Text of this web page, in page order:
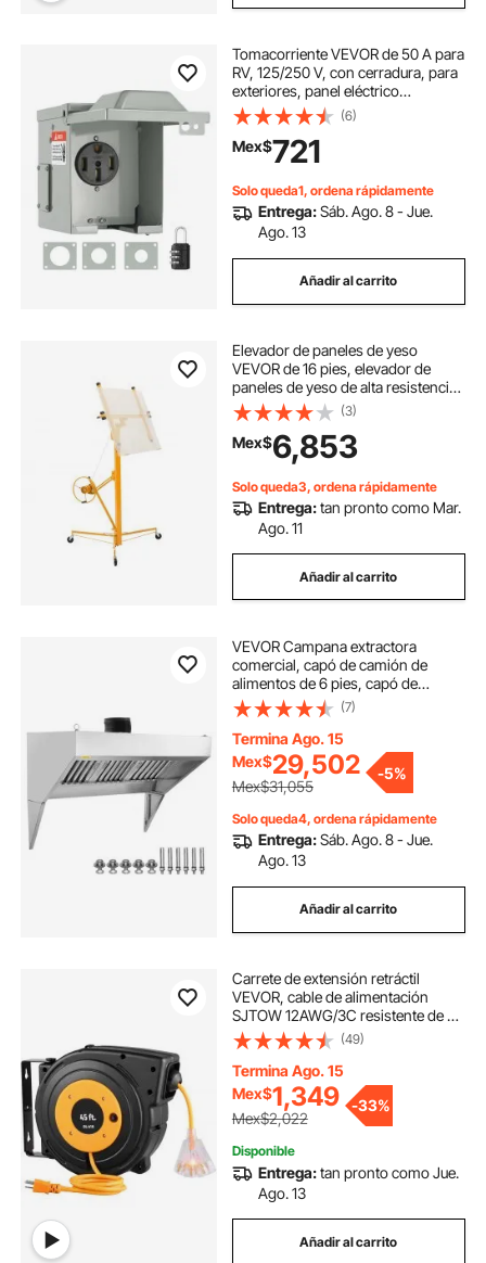
Tomacorriente VEVOR de 50 A para
RV, 125/250 V, con cerradura, para
exteriores, panel eléctrico
resistente a la intemperie NEMA 14-
50R, para caravana, remolque,
autocaravana
(6)
Mex$721
Solo queda1, ordena rápidamente
Entrega:Sáb. Ago. 8 - Jue.
Ago. 13
Añadir al carrito
Elevador de paneles de yeso
VEVOR de 16 pies, elevador de
paneles de yeso de alta resistencia
de 150 libras con brazo telescópico
ajustable, ruedas bloqueables,
herramientas de elevación de
paneles de yeso, ideal para
instalación en techos y paredes
(amarillo)
(3)
Mex$6,853
Solo queda3, ordena rápidamente
Entrega:tan pronto como Mar.
Ago. 11
Añadir al carrito
VEVOR Campana extractora
comercial, capó de camión de
alimentos de 6 pies, capó de
remolque de concesión de acero
inoxidable 201 con 3 mallas de filtro
de aceite de rejilla desmontables en
forma de U, campana de
ventilación resistente a la oxidación
para cocina restaurante
(7)
Termina Ago. 15
Mex$29,502
Mex$31,055
-5%
Solo queda4, ordena rápidamente
Entrega:Sáb. Ago. 8 - Jue.
Ago. 13
Añadir al carrito
Carrete de extensión retráctil
VEVOR, cable de alimentación
SJTOW 12AWG/3C resistente de 45
pies 12AWG, negro probado según
los estándares
(49)
Termina Ago. 15
Mex$1,349
Mex$2,022
-33%
Disponible
Entrega:tan pronto como Jue.
Ago. 13
Añadir al carrito